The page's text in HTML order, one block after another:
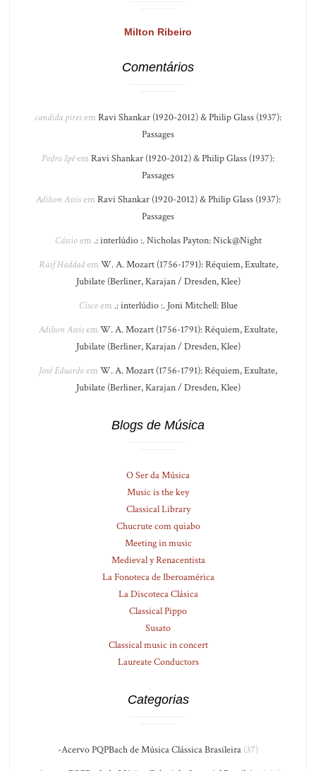
Milton Ribeiro
Comentários
candida piresem Ravi Shankar (1920-2012) & Philip Glass (1937):
Passages
Pedro Ipêem Ravi Shankar (1920-2012) & Philip Glass (1937):
Passages
Adilson Assisem Ravi Shankar (1920-2012) & Philip Glass (1937):
Passages
Cássioem .: interlúdio :. Nicholas Payton: Nick@Night
Raif Haddadem W. A. Mozart (1756-1791): Réquiem, Exultate,
Jubilate (Berliner, Karajan / Dresden, Klee)
Ciscoem .: interlúdio :. Joni Mitchell: Blue
Adilson Assisem W. A. Mozart (1756-1791): Réquiem, Exultate,
Jubilate (Berliner, Karajan / Dresden, Klee)
José Eduardoem W. A. Mozart (1756-1791): Réquiem, Exultate,
Jubilate (Berliner, Karajan / Dresden, Klee)
Blogs de Música
O Ser da Música
Music is the key
Classical Library
Chucrute com quiabo
Meeting in music
Medieval y Renacentista
La Fonoteca de Iberoamérica
La Discoteca Clásica
Classical Pippo
Susato
Classical music in concert
Laureate Conductors
Categorias
-Acervo PQPBach de Música Clássica Brasileira (37)